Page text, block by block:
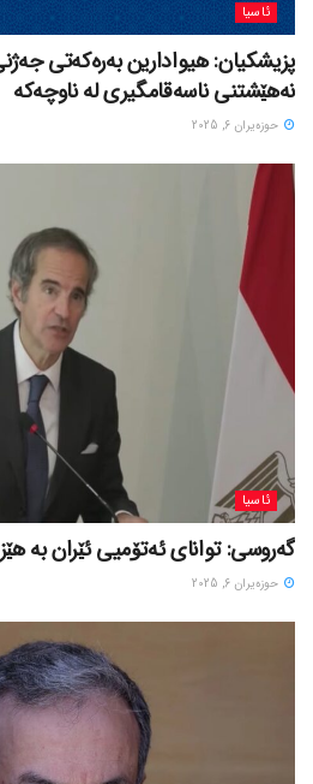
ئاسیا
پزیشکیان: هیوادارین بەرەکەتی
نەهێشتنی ناسەقامگیری لە ناوچەکە
حوزه‌یران 6, 2025
ئاسیا
گەروسی: توانای ئەتۆمیی ئێران بە
حوزه‌یران 6, 2025